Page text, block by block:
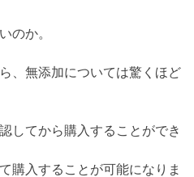
のか。
、無添加については驚くほど
してから購入することができ
購入することが可能になりま